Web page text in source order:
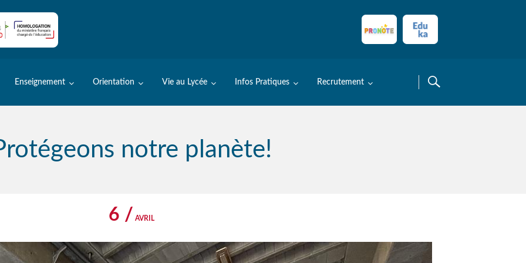
Enseignement Orientation Vie au Lycée Infos Pratiques Recrutement
notre planète!
6 / AVRIL